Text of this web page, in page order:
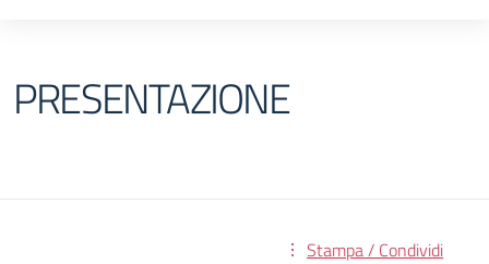
PRESENTAZIONE
Stampa / Condividi